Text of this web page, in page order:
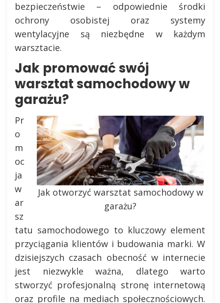
bezpieczeństwie – odpowiednie środki
ochrony osobistej oraz systemy
wentylacyjne są niezbędne w każdym
warsztacie.
Jak promować swój
warsztat samochodowy w
garażu?
Jak otworzyć warsztat samochodowy w
garażu?
Pr
o
m
oc
ja
w
ar
sz
tatu samochodowego to kluczowy element
przyciągania klientów i budowania marki. W
dzisiejszych czasach obecność w internecie
jest niezwykle ważna, dlatego warto
stworzyć profesjonalną stronę internetową
oraz profile na mediach społecznościowych.